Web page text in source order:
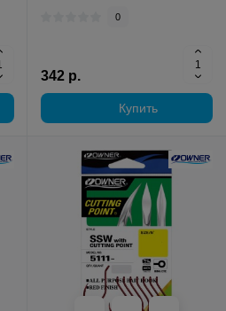
0
342 р.
Купить